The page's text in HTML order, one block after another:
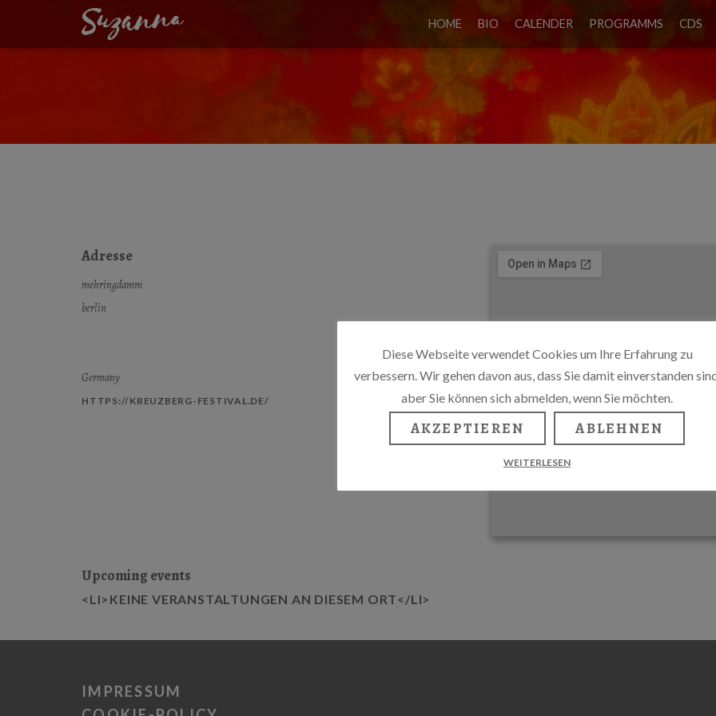
HOME BIO CALENDER PROGRAMMS CDS
Adresse
mehringdamm
berlin
Germany
HTTPS://KREUZBERG-FESTIVAL.DE/
Upcoming events
<LI>KEINE VERANSTALTUNGEN AN DIESEM ORT</LI>
IMPRESSUM
Diese Webseite verwendet Cookies um Ihre Erfahrung zu
verbessern. Wir gehen davon aus, dass Sie damit einverstanden
aber Sie können sich abmelden, wenn Sie möchten.
AKZEPTIEREN ABLEHNEN
WEITERLESEN